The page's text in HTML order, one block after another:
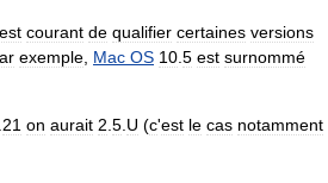
est courant de qualifier certaines versions
exemple, Mac OS 10.5 est surnommé
.21 on aurait 2.5.U (c'est le cas notamment